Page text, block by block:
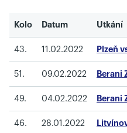
Kolo Datum Utkání
43. 11.02.2022 Plzeň
51. 09.02.2022 Berani
49. 04.02.2022 Berani
46. 28.01.2022